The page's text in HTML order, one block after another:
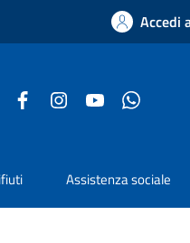
Accedi
Facebook InstagramYouTube
Assistenza sociale